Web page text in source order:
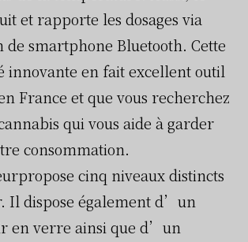
et rapporte les dosages via
smartphone Bluetooth. Cette
innovante en fait excellent outil
France et que vous recherchez
qui vous aide à garder
consommation.
cinq niveaux distincts
Il dispose également d’un
en verre ainsi que d’un